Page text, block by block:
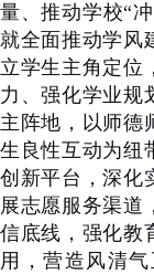
量、推动学校“
就全面推动学风
立学生主角定位
力、强化学业规
主阵地，以师德
生良性互动为纽
创新平台，深化
展志愿服务渠道
信底线，强化教
用，营造风清